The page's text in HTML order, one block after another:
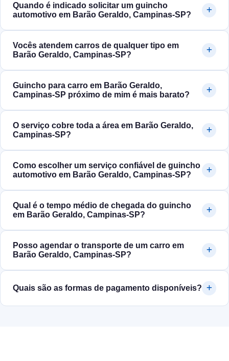
Quando é indicado solicitar um guincho
automotivo em Barão Geraldo, Campinas‑SP?
Vocês atendem carros de qualquer tipo em
Barão Geraldo, Campinas‑SP?
Guincho para carro em Barão Geraldo,
Campinas‑SP próximo de mim é mais barato?
O serviço cobre toda a área em Barão Geraldo,
Campinas‑SP?
Como escolher um serviço confiável de guincho
automotivo em Barão Geraldo, Campinas‑SP?
Qual é o tempo médio de chegada do guincho
em Barão Geraldo, Campinas‑SP?
Posso agendar o transporte de um carro em
Barão Geraldo, Campinas‑SP?
Quais são as formas de pagamento disponíveis?